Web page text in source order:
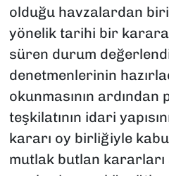
olduğu havzalardan
yönelik tarihi bir karara
süren durum
denetmenlerinin
okunmasının
teşkilatının idari
kararı oy birliğiyle
mutlak butlan kararları